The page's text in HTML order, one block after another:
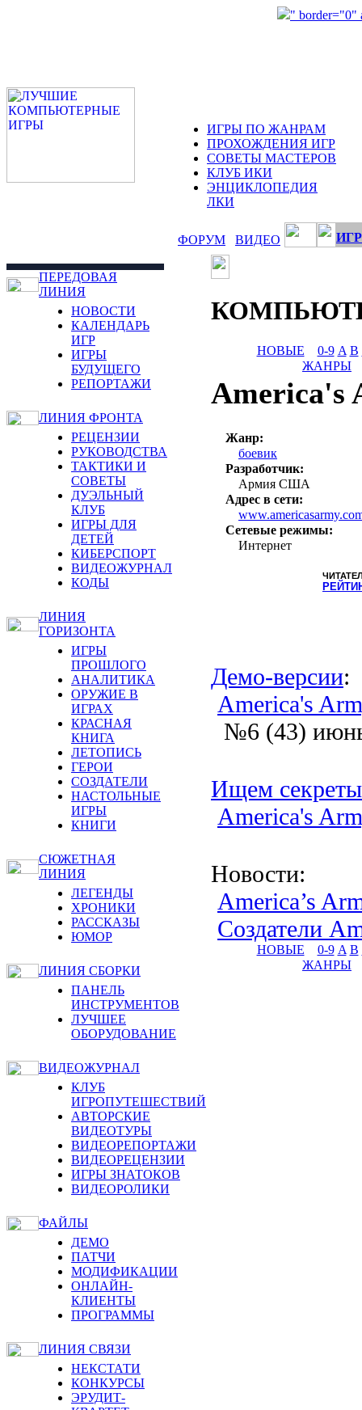
" border="0"
ИГРЫ ПО ЖАНРАМ
ПРОХОЖДЕНИЯ ИГР
СОВЕТЫ МАСТЕРОВ
КЛУБ ИКИ
ЭНЦИКЛОПЕДИЯ
ЛКИ
ФОРУМ ВИДЕО
ПЕРЕДОВАЯ
ЛИНИЯ
НОВОСТИ
КАЛЕНДАРЬ
ИГР
ИГРЫ
БУДУЩЕГО
РЕПОРТАЖИ
ЛИНИЯ ФРОНТА
РЕЦЕНЗИИ
РУКОВОДСТВА
ТАКТИКИ И
СОВЕТЫ
ДУЭЛЬНЫЙ
КЛУБ
ИГРЫ ДЛЯ
ДЕТЕЙ
КИБЕРСПОРТ
ВИДЕОЖУРНАЛ
КОДЫ
ЛИНИЯ
ГОРИЗОНТА
ИГРЫ
ПРОШЛОГО
АНАЛИТИКА
ОРУЖИЕ В
ИГРАХ
КРАСНАЯ
КНИГА
ЛЕТОПИСЬ
ГЕРОИ
СОЗДАТЕЛИ
НАСТОЛЬНЫЕ
ИГРЫ
КНИГИ
СЮЖЕТНАЯ
ЛИНИЯ
ЛЕГЕНДЫ
ХРОНИКИ
РАССКАЗЫ
ЮМОР
ЛИНИЯ СБОРКИ
ПАНЕЛЬ
ИНСТРУМЕНТОВ
ЛУЧШЕЕ
ОБОРУДОВАНИЕ
ВИДЕОЖУРНАЛ
КЛУБ
ИГРОПУТЕШЕСТВИЙ
АВТОРСКИЕ
ВИДЕОТУРЫ
ВИДЕОРЕПОРТАЖИ
ВИДЕОРЕЦЕНЗИИ
ИГРЫ ЗНАТОКОВ
ВИДЕОРОЛИКИ
ФАЙЛЫ
ДЕМО
ПАТЧИ
МОДИФИКАЦИИ
ОНЛАЙН-
КЛИЕНТЫ
ПРОГРАММЫ
ЛИНИЯ СВЯЗИ
НЕКСТАТИ
КОНКУРСЫ
ЭРУДИТ-
НОВЫЕ 0-9 A B
ЖАНРЫ
America's
Жанр:
боевик
Разработчик:
Армия США
Адрес в сети:
Сетевые режимы:
Интернет
Демо-версии:
America's
№6 (43)
Ищем секреты
America's
Новости:
America’s
Создатели
НОВЫЕ 0-9 A B
ЖАНРЫ